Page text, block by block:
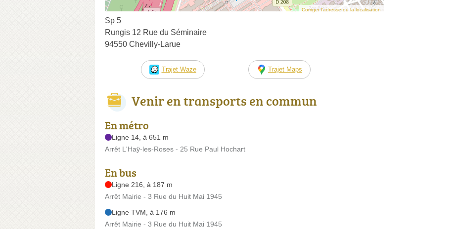
Corriger l’adresse ou la localisation
Sp 5
Rungis 12 Rue du Séminaire
94550 Chevilly-Larue
Trajet Waze Trajet Maps
Venir en transports en commun
En métro
Ligne 14, à 651 m
Arrêt L'Haÿ-les-Roses - 25 Rue Paul Hochart
En bus
Ligne 216, à 187 m
Arrêt Mairie - 3 Rue du Huit Mai 1945
Ligne TVM, à 176 m
Arrêt Mairie - 3 Rue du Huit Mai 1945